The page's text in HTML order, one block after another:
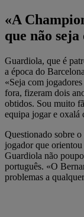
«A
que não
Guardiola, que é
a época do
«Seja com
fora, fizeram dois
obtidos. Sou muito
equipa jogar e oxalá
Questionado sobre
jogador que
Guardiola não
português. «O
problemas a